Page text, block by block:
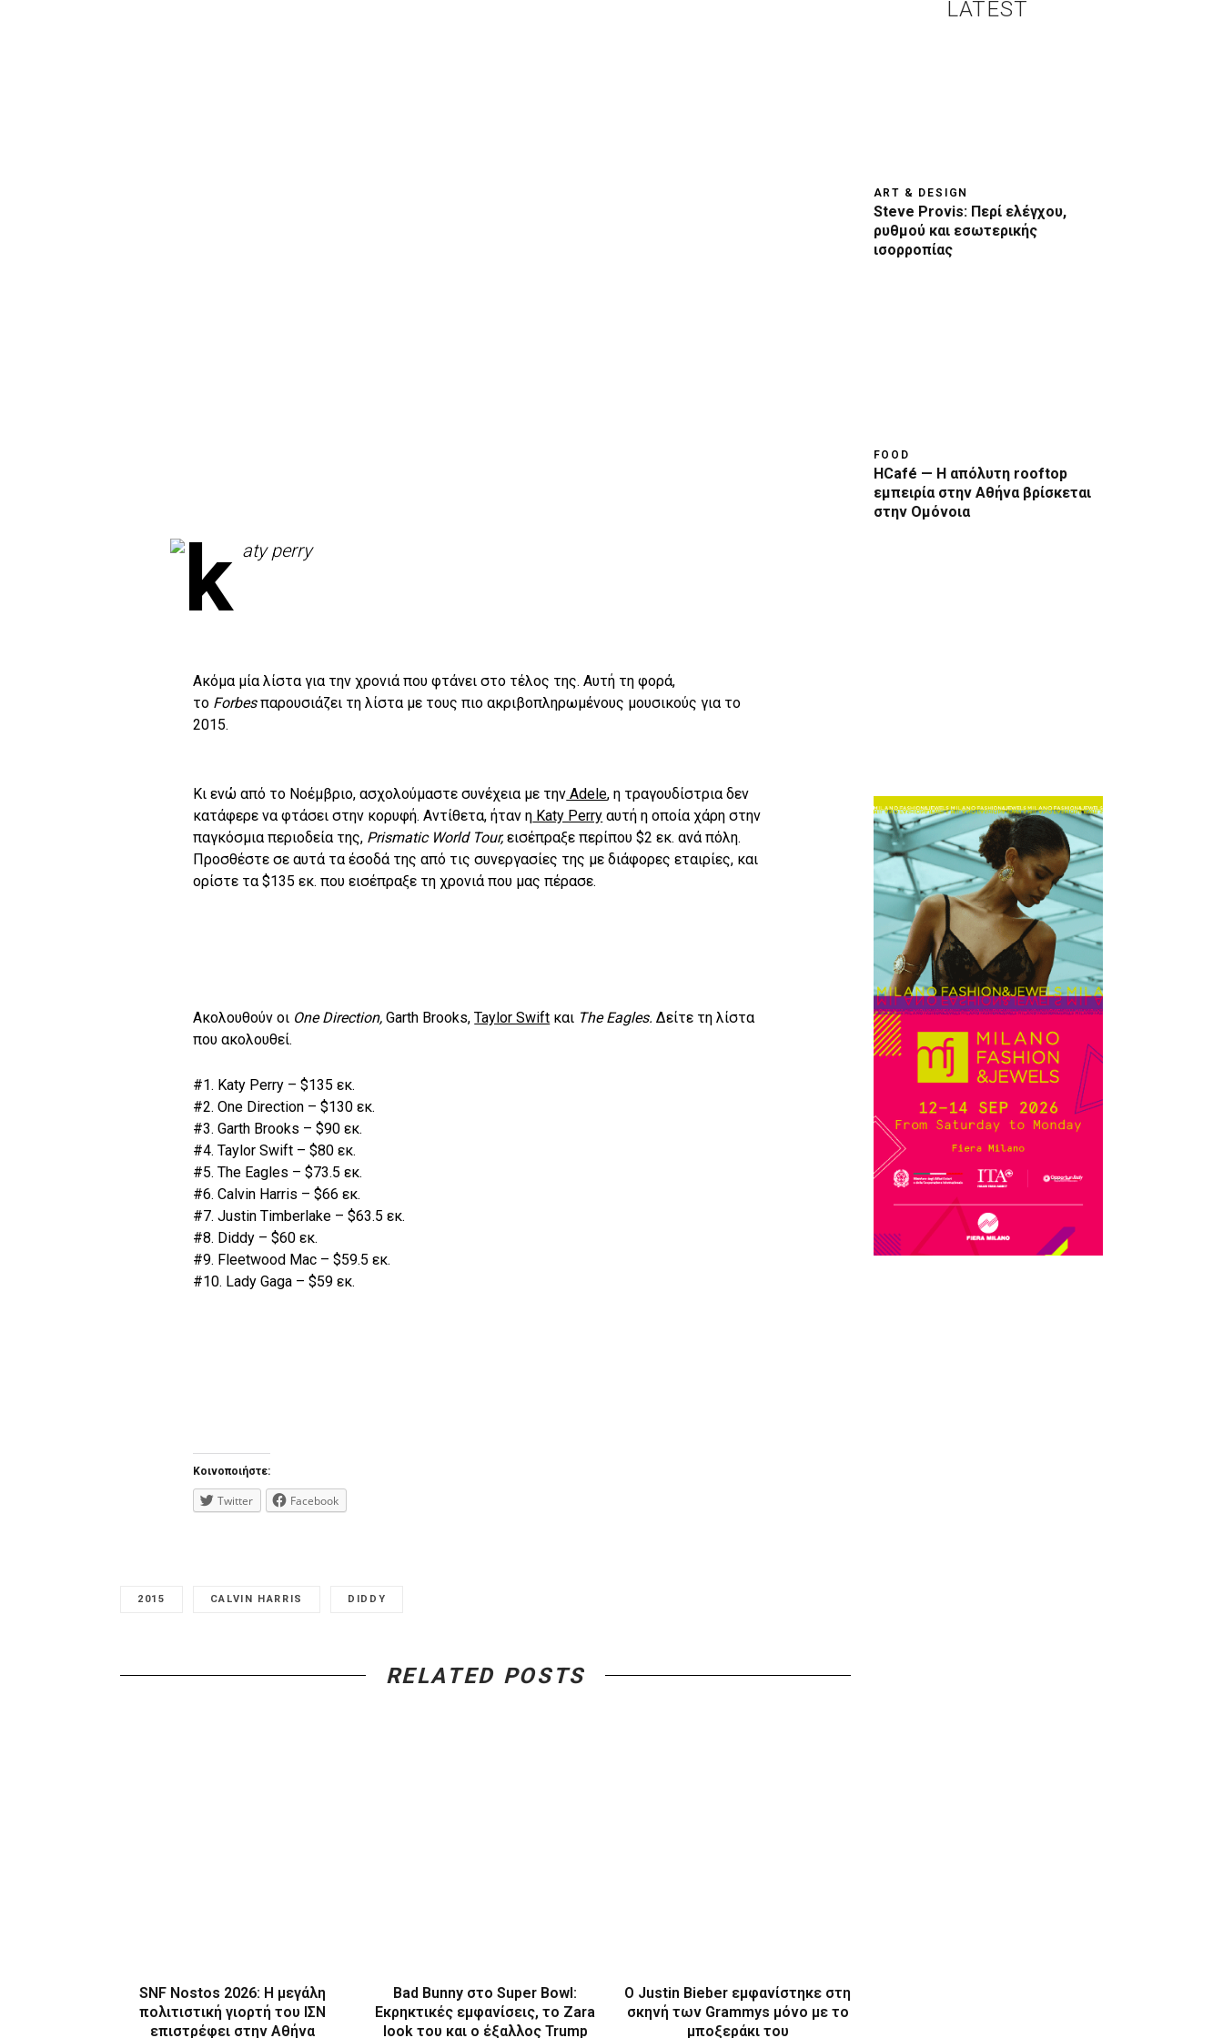
Ακόμα μία λίστα για την χρονιά που φτάνει στο τέλος της. Αυτή τη φορά,
το Forbesπαρουσιάζει τη λίστα με τους πιο ακριβοπληρωμένους μουσικούς για το
2015.
Κι ενώ από το Νοέμβριο, ασχολούμαστε συνέχεια με την Adele, η τραγουδίστρια δεν
κατάφερε να φτάσει στην κορυφή. Αντίθετα, ήταν η Katy Perry αυτή η οποία χάρη στην
παγκόσμια περιοδεία της, Prismatic World Tour,εισέπραξε περίπου $2 εκ. ανά πόλη.
Προσθέστε σε αυτά τα έσοδά της από τις συνεργασίες της με διάφορες εταιρίες, και
ορίστε τα $135 εκ. που εισέπραξε τη χρονιά που μας πέρασε.
Ακολουθούν οι Οne Direction,Garth Brooks,Taylor Swift και The Eagles.Δείτε τη λίστα
που ακολουθεί.
#1. Katy Perry – $135 εκ.
#2. One Direction – $130 εκ.
#3. Garth Brooks – $90 εκ.
#4. Taylor Swift – $80 εκ.
#5. The Eagles – $73.5 εκ.
#6. Calvin Harris – $66 εκ.
#7. Justin Timberlake – $63.5 εκ.
#8. Diddy – $60 εκ.
#9. Fleetwood Mac – $59.5 εκ.
#10. Lady Gaga – $59 εκ.
Κοινοποιήστε:
Twitter Facebook
2015 CALVIN HARRIS DIDDY
RELATED POSTS
SNF Nostos 2026: Η μεγάλη
πολιτιστική γιορτή του ΙΣΝ
επιστρέφει στην Αθήνα
Bad Bunny στο Super Bowl:
Εκρηκτικές εμφανίσεις, το Zara
look του και ο έξαλλος Trump
O Justin Bieber εμφανίστηκε στη
σκηνή των Grammys μόνο με το
μποξεράκι του
LATEST
ART & DESIGN
Steve Provis: Περί ελέγχου,
ρυθμού και εσωτερικής
ισορροπίας
FOOD
HCafé — Η απόλυτη rooftop
εμπειρία στην Αθήνα βρίσκεται
στην Ομόνοια